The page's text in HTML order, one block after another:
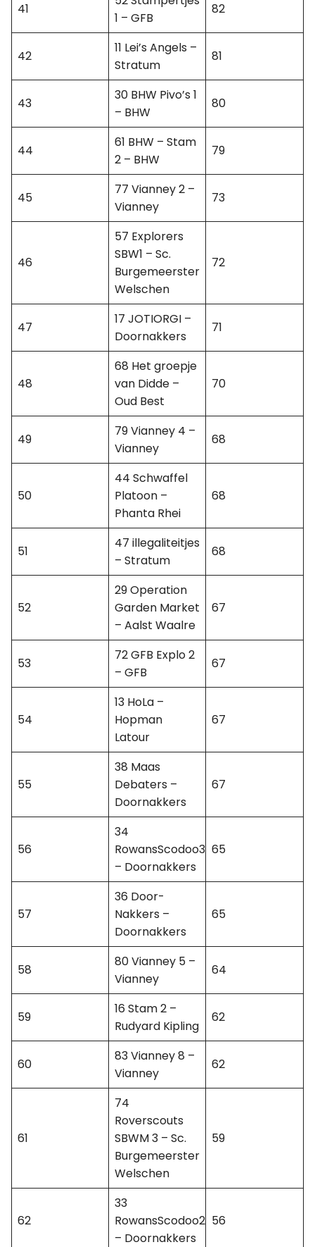
41
1 – GFB
82
42
11 Lei’s Angels –
Stratum
81
43
30 BHW Pivo’s 1
– BHW
80
44
61 BHW – Stam
2 – BHW
79
45
77 Vianney 2 –
Vianney
73
46
57 Explorers
SBW1 – Sc.
Burgemeerster
Welschen
72
47
17 JOTIORGI –
Doornakkers
71
48
68 Het groepje
van Didde –
Oud Best
70
49
79 Vianney 4 –
Vianney
68
50
44 Schwaffel
Platoon –
Phanta Rhei
68
51
47 illegaliteitjes
– Stratum
68
52
29 Operation
Garden Market
– Aalst Waalre
67
53
72 GFB Explo 2
– GFB
67
54
13 HoLa –
Hopman
Latour
67
55
38 Maas
Debaters –
Doornakkers
67
56
34
RowansScodoo3
– Doornakkers
65
57
36 Door-
Nakkers –
Doornakkers
65
58
80 Vianney 5 –
Vianney
64
59
16 Stam 2 –
Rudyard Kipling
62
60
83 Vianney 8 –
Vianney
62
61
74
Roverscouts
SBWM 3 – Sc.
Burgemeerster
Welschen
59
62
33
RowansScodoo2
– Doornakkers
56